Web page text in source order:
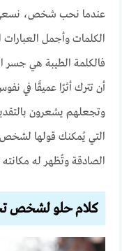
عندما نحب شخص، نسعى
الكلمات وأجمل
فالكلمة الطيبة هي جسر
أن تترك أثرًا عميقًا في
وتجعلهم يشعرون
التي يُمكنك قولها
الصادقة وتُظهر له
كلام حلو لشخص